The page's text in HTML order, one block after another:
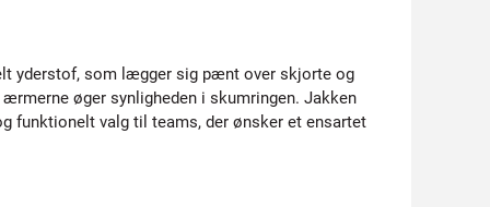
yderstof, som lægger sig pænt over skjorte og
øger synligheden i skumringen. Jakken
funktionelt valg til teams, der ønsker et ensartet